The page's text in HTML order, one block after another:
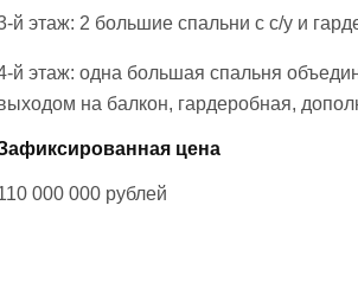
й этаж: 2 большие спальни с с/у и
й этаж: одна большая спальня
на балкон, гардеробная,
цена
000 000 рублей